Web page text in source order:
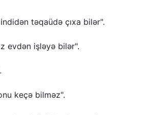
indidən təqaüdə çıxa bilər".
evdən işləyə bilər".
keçə bilməz".